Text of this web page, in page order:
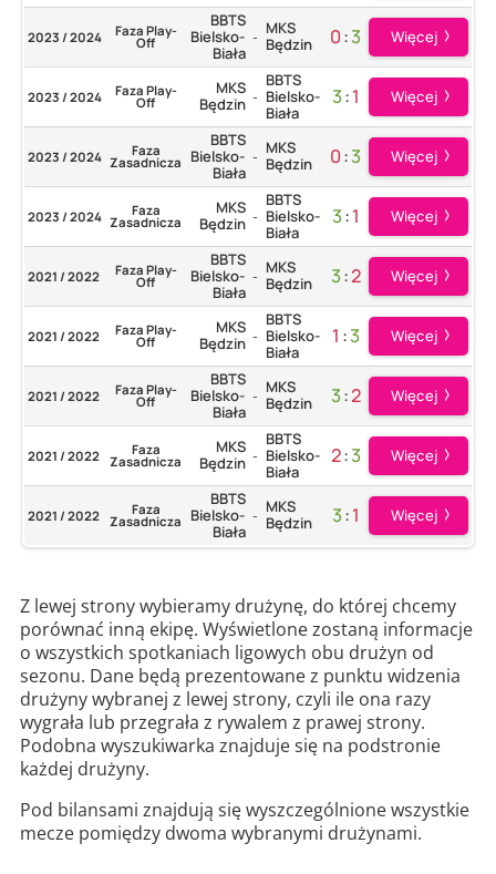
2023 / 2024 Faza Play-
Off
BBTS
Bielsko-
Biała
- MKS
Będzin
0:3 Więcej
2023 / 2024 Faza Play-
Off
MKS
Będzin -
BBTS
Bielsko-
Biała
3:1 Więcej
2023 / 2024 Faza
Zasadnicza
BBTS
Bielsko-
Biała
- MKS
Będzin
0:3 Więcej
2023 / 2024 Faza
Zasadnicza
MKS
Będzin -
BBTS
Bielsko-
Biała
3:1 Więcej
2021 / 2022 Faza Play-
Off
BBTS
Bielsko-
Biała
- MKS
Będzin
3:2 Więcej
2021 / 2022 Faza Play-
Off
MKS
Będzin -
BBTS
Bielsko-
Biała
1 :3 Więcej
2021 / 2022 Faza Play-
Off
BBTS
Bielsko-
Biała
- MKS
Będzin
3:2 Więcej
2021 / 2022 Faza
Zasadnicza
MKS
Będzin -
BBTS
Bielsko-
Biała
2:3 Więcej
2021 / 2022 Faza
Zasadnicza
BBTS
Bielsko-
Biała
- MKS
Będzin
3:1 Więcej
Z lewej strony wybieramy drużynę, do której chcemy
porównać inną ekipę. Wyświetlone zostaną informacje
o wszystkich spotkaniach ligowych obu drużyn od
sezonu. Dane będą prezentowane z punktu widzenia
drużyny wybranej z lewej strony, czyli ile ona razy
wygrała lub przegrała z rywalem z prawej strony.
Podobna wyszukiwarka znajduje się na podstronie
każdej drużyny.
Pod bilansami znajdują się wyszczególnione wszystkie
mecze pomiędzy dwoma wybranymi drużynami.